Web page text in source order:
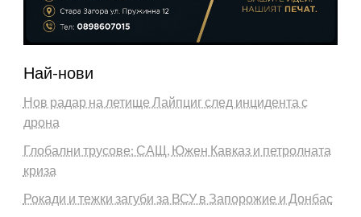
Най-нови
Нов радар на летище Лайпциг след инцидента с
дрона
Глобални трусове: САЩ, Южен Кавказ и петролната
криза
Рокади и тежки загуби за ВСУ в Запорожие и Донбас